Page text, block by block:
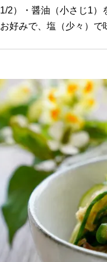
1/2）・醤油（小さじ1）
お好みで、塩（少々）で